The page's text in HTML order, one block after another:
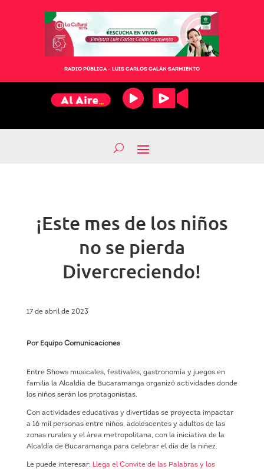
RADIO PÚBLICA – LUIS CARLOS GALÁN SARMIENTO
¡Este mes de los niños
no se pierda
Divercreciendo!
17 de abril de 2023
Por Equipo Comunicaciones
Entre Shows musicales, festivales, gastronomía y juegos en
familia la Alcaldía de Bucaramanga organizó actividades donde
los niños serán los protagonistas.
Con actividades educativas y divertidas se proyecta impactar
a 16 mil personas entre niños, adolescentes y adultos de las
zonas rurales y el área metropolitana, con la iniciativa de la
Alcaldía de Bucaramanga para celebrar el día de la niñez.
Le puede interesar: Llega el Convite de las Palabras y los